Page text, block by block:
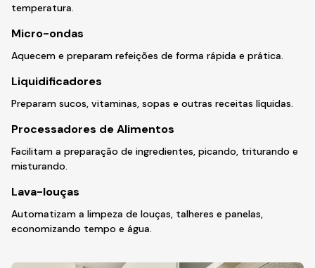
temperatura.
Micro-ondas
Aquecem e preparam refeições de forma rápida e prática.
Liquidificadores
Preparam sucos, vitaminas, sopas e outras receitas líquidas.
Processadores de Alimentos
Facilitam a preparação de ingredientes, picando, triturando e
misturando.
Lava-louças
Automatizam a limpeza de louças, talheres e panelas,
economizando tempo e água.